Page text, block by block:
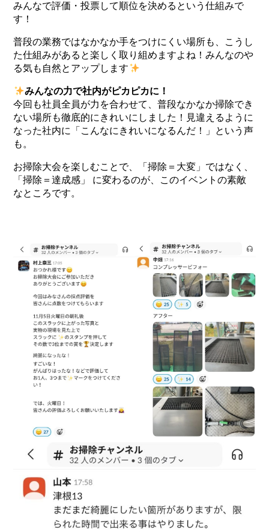
みんなで評価・投票して順位を決めるという仕組みで
す！
普段の業務ではなかなか手をつけにくい場所も、こうし
た仕組みがあると楽しく取り組めますよね！みんなのや
る気も自然とアップします
みんなの力で社内がピカピカに！
今回も社員全員が力を合わせて、普段なかなか掃除でき
ない場所も徹底的にきれいにしました！見違えるように
なった社内に「こんなにきれいになるんだ！」という声
も。
お掃除大会を楽しむことで、「掃除＝大変」ではなく、
「掃除＝達成感」 に変わるのが、このイベントの素敵
なところです。